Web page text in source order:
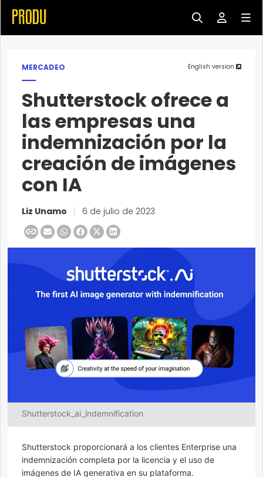
MERCADEO English version
Shutterstock ofrece a
las empresas una
indemnización por la
creación de imágenes
con IA
Liz Unamo 6 de julio de 2023
Shutterstock_ai_indemnification
Shutterstock proporcionará a los clientes Enterprise una
indemnización completa por la licencia y el uso de
imágenes de IA generativa en su plataforma.